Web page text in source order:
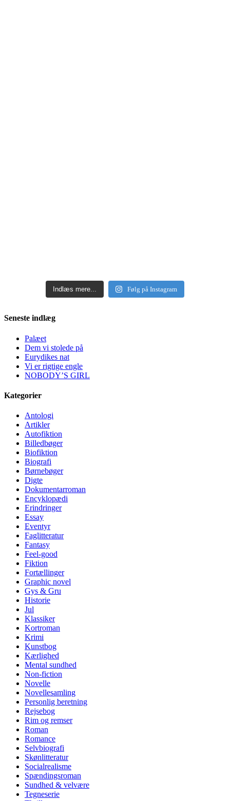
Indlæs mere... Følg på Instagram
Seneste indlæg
Palæet
Dem vi stolede på
Eurydikes nat
Vi er rigtige engle
NOBODY’S GIRL
Kategorier
Antologi
Artikler
Autofiktion
Billedbøger
Biofiktion
Biografi
Børnebøger
Digte
Dokumentarroman
Encyklopædi
Erindringer
Essay
Eventyr
Faglitteratur
Fantasy
Feel-good
Fiktion
Fortællinger
Graphic novel
Gys & Gru
Historie
Jul
Klassiker
Kortroman
Krimi
Kunstbog
Kærlighed
Mental sundhed
Non-fiction
Novelle
Novellesamling
Personlig beretning
Rejsebog
Rim og remser
Roman
Romance
Selvbiografi
Skønlitteratur
Socialrealisme
Spændingsroman
Sundhed & velvære
Tegneserie